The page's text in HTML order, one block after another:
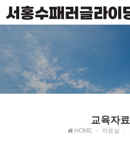
교육자료
HOME 자료실